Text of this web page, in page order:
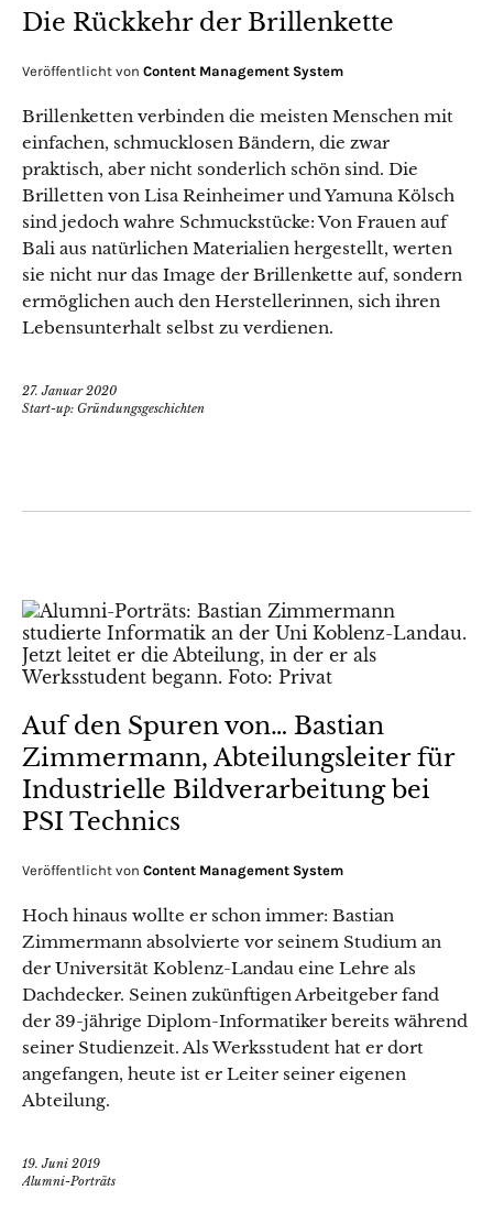
Die Rückkehr der Brillenkette
Veröffentlicht von Content Management System
Brillenketten verbinden die meisten Menschen mit
einfachen, schmucklosen Bändern, die zwar
praktisch, aber nicht sonderlich schön sind. Die
Brilletten von Lisa Reinheimer und Yamuna Kölsch
sind jedoch wahre Schmuckstücke: Von Frauen auf
Bali aus natürlichen Materialien hergestellt, werten
sie nicht nur das Image der Brillenkette auf, sondern
ermöglichen auch den Herstellerinnen, sich ihren
Lebensunterhalt selbst zu verdienen.
27. Januar 2020
Start-up: Gründungsgeschichten
Auf den Spuren von… Bastian
Zimmermann, Abteilungsleiter für
Industrielle Bildverarbeitung bei
PSI Technics
Veröffentlicht von Content Management System
Hoch hinaus wollte er schon immer: Bastian
Zimmermann absolvierte vor seinem Studium an
der Universität Koblenz-Landau eine Lehre als
Dachdecker. Seinen zukünftigen Arbeitgeber fand
der 39-jährige Diplom-Informatiker bereits während
seiner Studienzeit. Als Werksstudent hat er dort
angefangen, heute ist er Leiter seiner eigenen
Abteilung.
19. Juni 2019
Alumni-Porträts